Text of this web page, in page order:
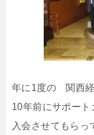
年に1度の 関西経
10年前にサポー
入会させてもらっ